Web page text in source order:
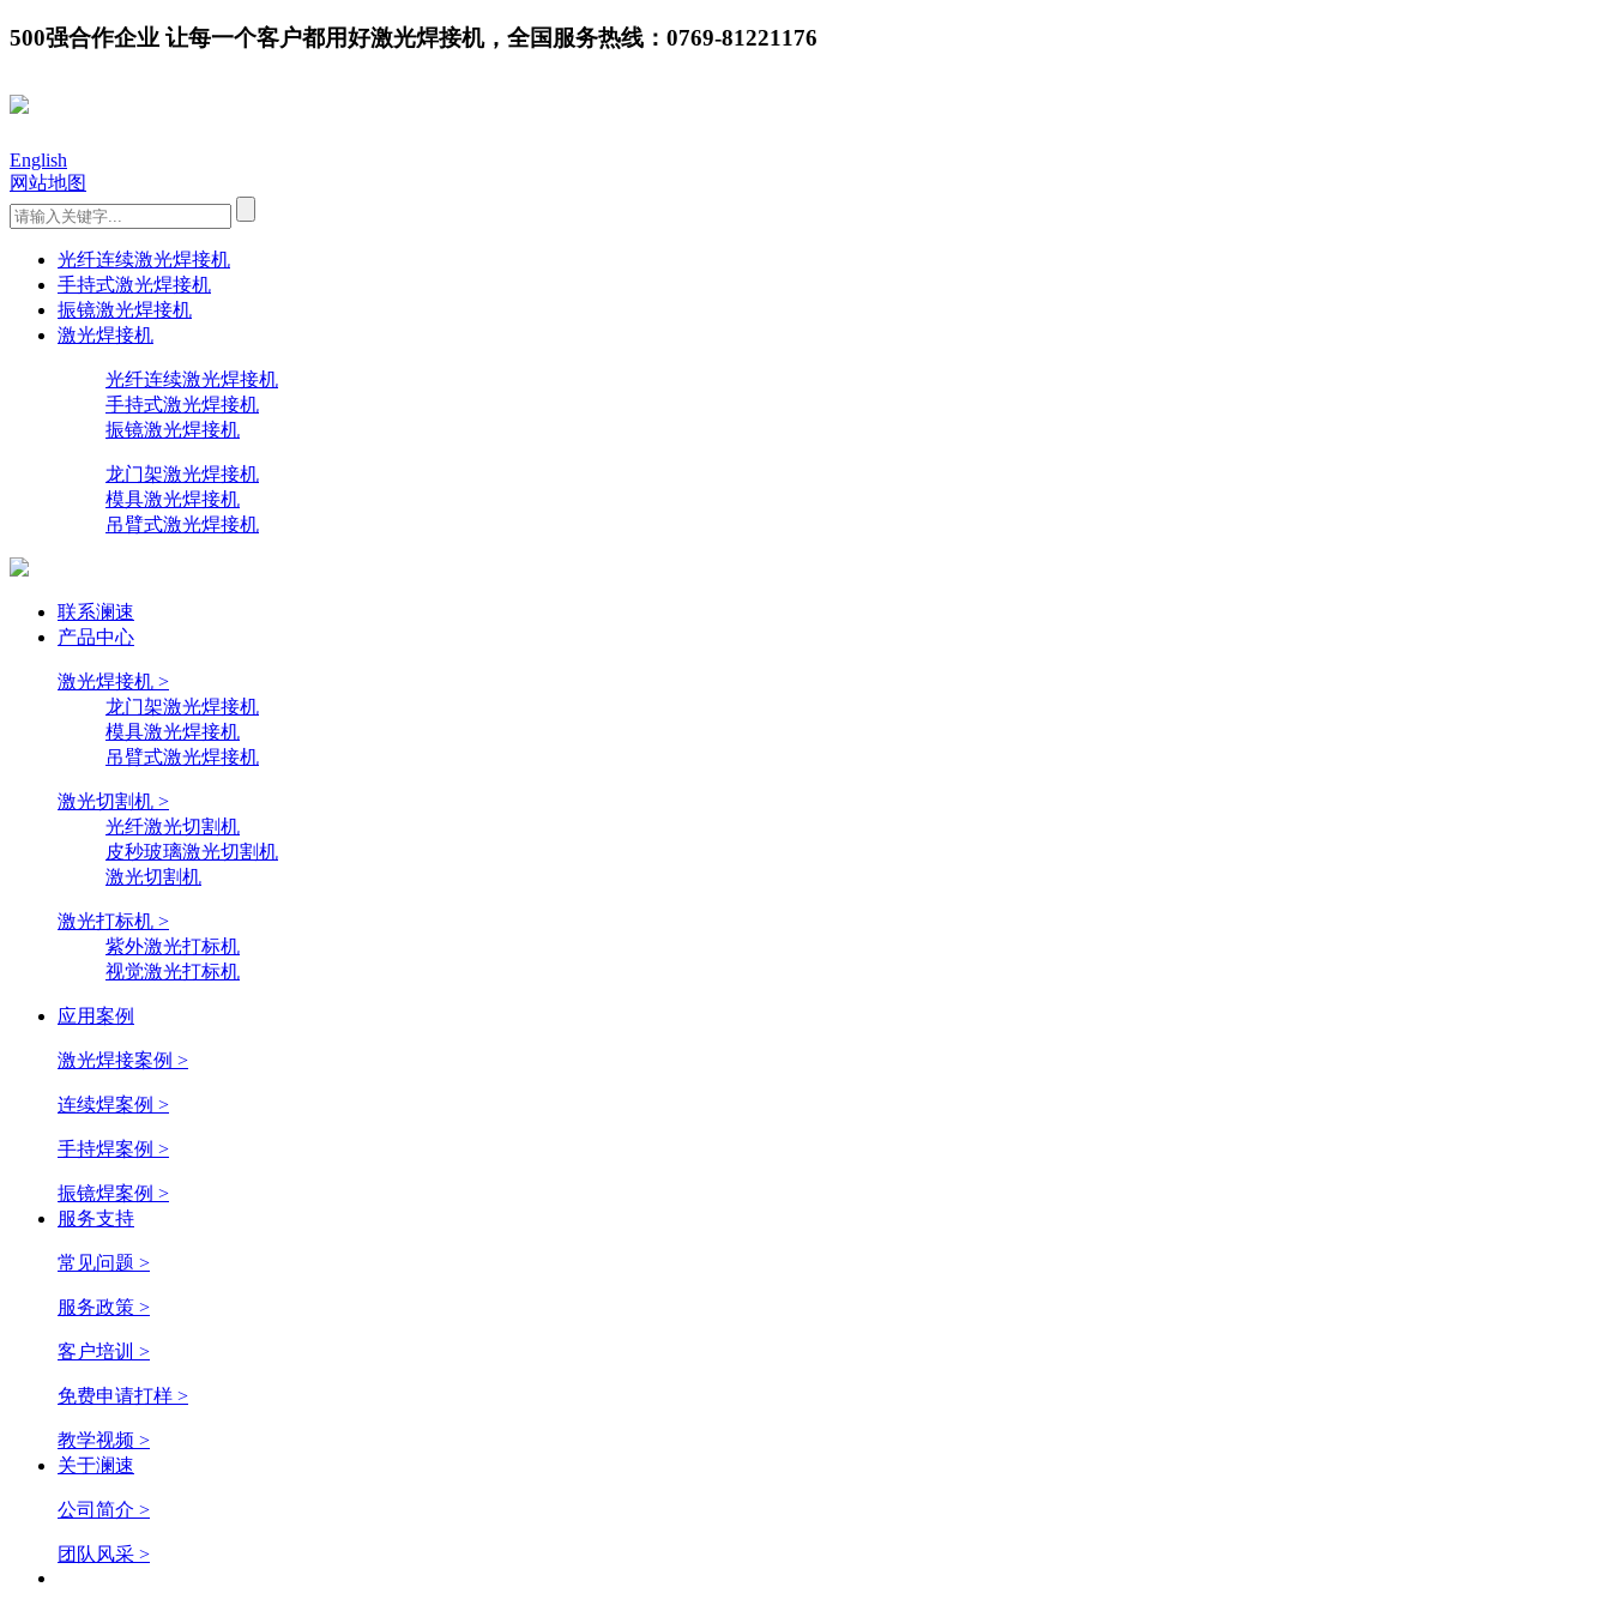
500强合作企业 让每一个客户都用好激光焊接机，全国服务热线：0769-81221176
English
网站地图
光纤连续激光焊接机
手持式激光焊接机
振镜激光焊接机
激光焊接机
光纤连续激光焊接机
手持式激光焊接机
振镜激光焊接机
龙门架激光焊接机
模具激光焊接机
吊臂式激光焊接机
联系澜速
产品中心
激光焊接机 >
龙门架激光焊接机
模具激光焊接机
吊臂式激光焊接机
激光切割机 >
光纤激光切割机
皮秒玻璃激光切割机
激光切割机
激光打标机 >
紫外激光打标机
视觉激光打标机
应用案例
激光焊接案例 >
连续焊案例 >
手持焊案例 >
振镜焊案例 >
服务支持
常见问题 >
服务政策 >
客户培训 >
免费申请打样 >
教学视频 >
关于澜速
公司简介 >
团队风采 >